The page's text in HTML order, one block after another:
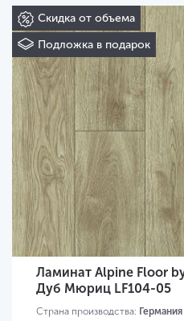
Скидка от объема
Подложка в подарок
Ламинат Alpine Floor
Дуб Мюриц LF104-05
Страна производства: Германия